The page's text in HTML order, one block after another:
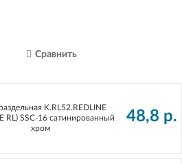
Сравнить
K.RL52.REDLINE
RL) SSC-16 сатинированный
хром
48,8 р.